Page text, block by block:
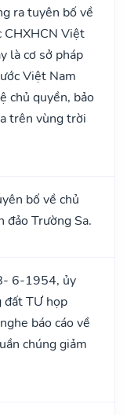
ra tuyên bố về
CHXHCN Việt
là cơ sở pháp
Việt Nam
chủ quyền, bảo
trên vùng trời
bố về chủ
đảo Trường Sa.
6-1954, ủy
đất TƯ họp
báo cáo về
chúng giảm